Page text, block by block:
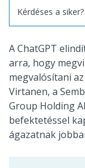
Kérdéses a siker?
A ChatGPT
arra, hogy
megvalósítani
Virtanen, a
Group Holding
befektetéssel
ágazatnak